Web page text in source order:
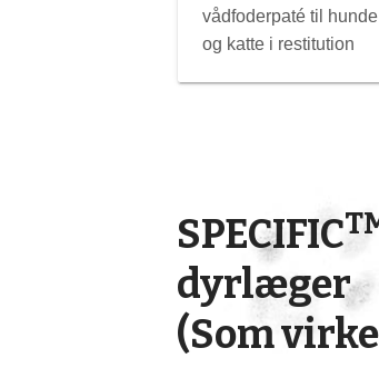
vådfoderpaté til hunde
og katte i restitution
SPECIFIC
dyrlæger
(Som